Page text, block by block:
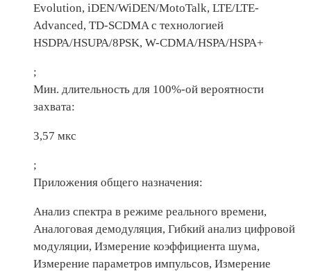
Evolution, iDEN/WiDEN/MotoTalk, LTE/LTE-
Advanced, TD-SCDMA с технологией
HSDPA/HSUPA/8PSK, W-CDMA/HSPA/HSPA+
;
Мин. длительность для 100%-ой вероятности
захвата:
3,57 мкс
;
Приложения общего назначения:
Анализ спектра в режиме реального времени,
Аналоговая демодуляция, Гибкий анализ цифровой
модуляции, Измерение коэффициента шума,
Измерение параметров импульсов, Измерение